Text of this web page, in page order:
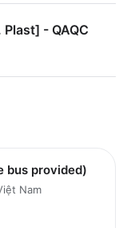
- QAQC
bus provided)
Nam